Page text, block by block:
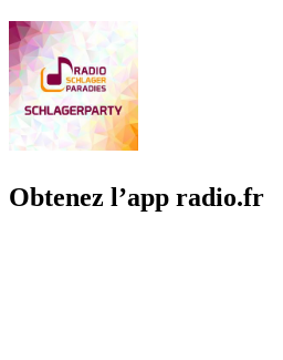
Obtenez l’app